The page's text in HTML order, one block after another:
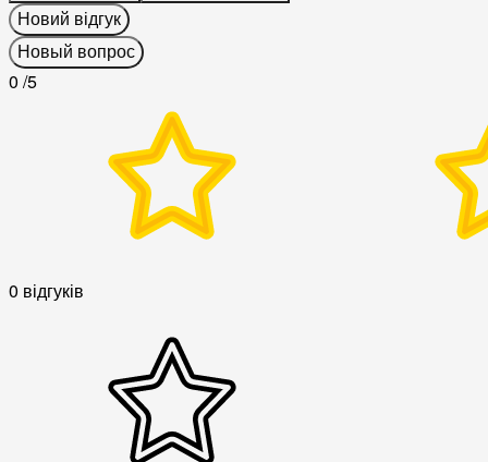
Новий відгук
Новый вопрос
0 /5
0 відгуків